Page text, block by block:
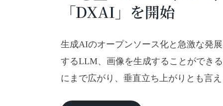
「DXAI」を開始
生成AIのオープンソース化と急激な発
するLLM、画像を生成することができ
にまで広がり、垂直立ち上がりとも言